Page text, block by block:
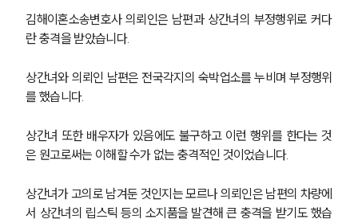
김해이혼소송변호사 의뢰인은 남편과 상간녀의 부정행위로 커다
란 충격을 받았습니다.
상간녀와 의뢰인 남편은 전국각지의 숙박업소를 누비며 부정행위
를 했습니다.
상간녀 또한 배우자가 있음에도 불구하고 이런 행위를 한다는 것
은 원고로써는 이해할 수가 없는 충격적인 것이었습니다.
상간녀가 고의로 남겨둔 것인지는 모르나 의뢰인은 남편의 차량에
서 상간녀의 립스틱 등의 소지품을 발견해 큰 충격을 받기도 했습